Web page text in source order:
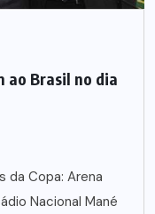
ao Brasil no dia
da Copa: Arena
Nacional Mané